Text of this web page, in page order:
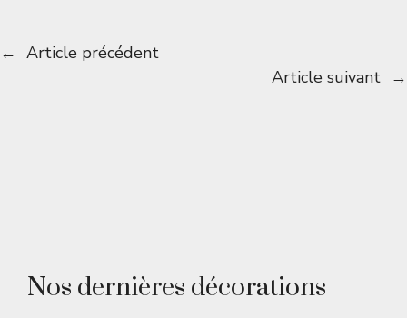
← Article précédent
Article suivant →
Nos dernières décorations